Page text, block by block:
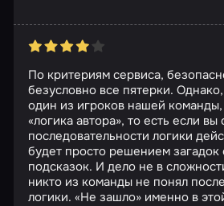
По критериям сервиса,
безусловно все пятерки.
один из игроков нашей команды,
«логика автора», то есть если
последовательности логики
будет просто решением загадок
подсказок. И дело не в
никто из команды не понял
логики. «Не зашло» именно в